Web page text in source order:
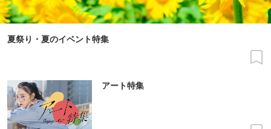
夏祭り・夏のイベント特集
アート特集